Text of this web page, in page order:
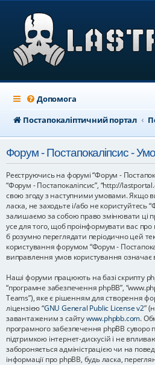
Допомога
Постапокаліптичний портал
Форум - Постапокаліпсис -
Реєструючись на форумі “Форум -
“Форум - Постапокаліпсис”, “http://
свою згоду з наступними умовами. Якщо
ласка, не заходьте і/або не користуйтесь
залишаємо за собою право змінювати ці
усе для того, щоб проінформувати вас
б розумно переглядати періодично цей
користування форумом “Форум -
виправлення умов користування
Наші форуми працюють на базі скрипту
“програмне забезпечення phpBB”,
Teams”), яке є рішенням для створення
ліцензією “GNU General Public License v2”
завантаженим з сайтуwww.phpbb.com.
програмного забезпечення phpBB суворо
підтримкою інтернет-дискусій і не
забороняється адміністрацією чи на
інформації про phpBB, будь ласка,